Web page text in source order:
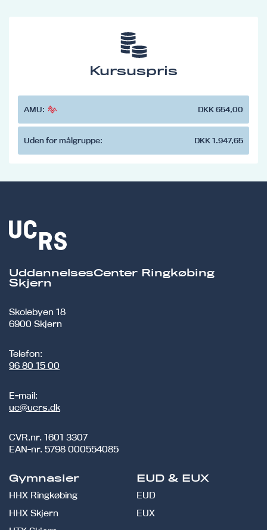
Kursuspris
AMU: DKK 654,00
Uden for målgruppe: DKK 1.947,65
UddannelsesCenter Ringkøbing
Skjern
Skolebyen 18
6900 Skjern
Telefon:
96 80 15 00
E-mail:
uc@ucrs.dk
CVR.nr. 1601 3307
EAN-nr. 5798 000554085
Gymnasier
HHX Ringkøbing
HHX Skjern
EUD & EUX
EUD
EUX